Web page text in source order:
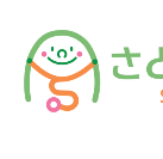
採用情報